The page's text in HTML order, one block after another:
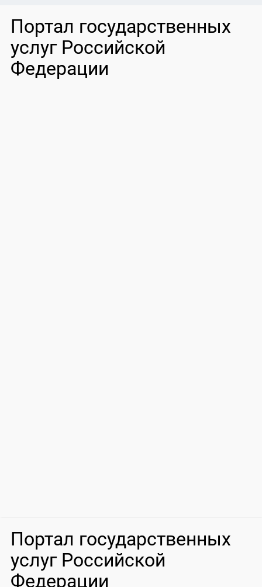
Портал государственных
услуг Российской
Федерации
Портал государственных
услуг Российской
Федерации